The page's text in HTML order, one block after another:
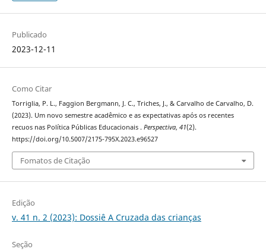
Publicado
2023-12-11
Como Citar
Torriglia, P. L., Faggion Bergmann, J. C., Triches, J., & Carvalho de Carvalho, D.
(2023). Um novo semestre acadêmico e as expectativas após os recentes
recuos nas Política Públicas Educacionais . Perspectiva, 41(2).
https://doi.org/10.5007/2175-795X.2023.e96527
Fomatos de Citação
Edição
v. 41 n. 2 (2023): Dossiê A Cruzada das crianças
Seção